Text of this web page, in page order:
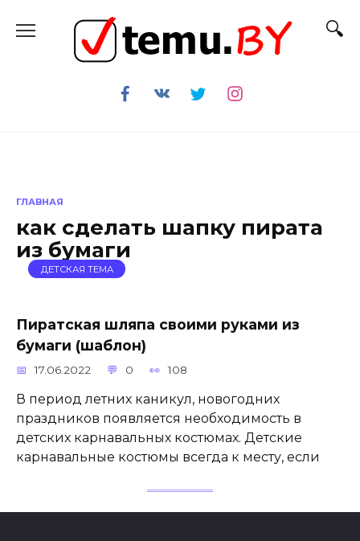
содержанию
ГЛАВНАЯ
как сделать шапку пирата
из бумаги
ДЕТСКАЯ ТЕМА
Пиратская шляпа своими руками из
бумаги (шаблон)
17.06.2022 0 108
В период летних каникул, новогодних
праздников появляется необходимость в
детских карнавальных костюмах. Детские
карнавальные костюмы всегда к месту, если